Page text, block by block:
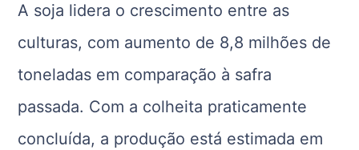
A soja lidera o crescimento entre as
culturas, com aumento de 8,8 milhões de
toneladas em comparação à safra
passada. Com a colheita praticamente
concluída, a produção está estimada em